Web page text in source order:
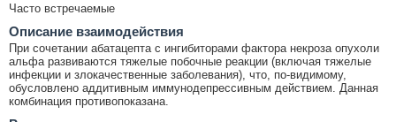
Часто встречаемые
Описание взаимодействия
При сочетании абатацепта с ингибиторами фактора некроза опухоли
альфа развиваются тяжелые побочные реакции (включая тяжелые
инфекции и злокачественные заболевания), что, по-видимому,
обусловлено аддитивным иммунодепрессивным действием. Данная
комбинация противопоказана.